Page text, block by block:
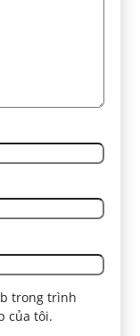
trong trình
của tôi.